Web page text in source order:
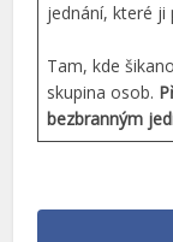
jednání, které ji
Tam, kde
skupina osob.
bezbranným